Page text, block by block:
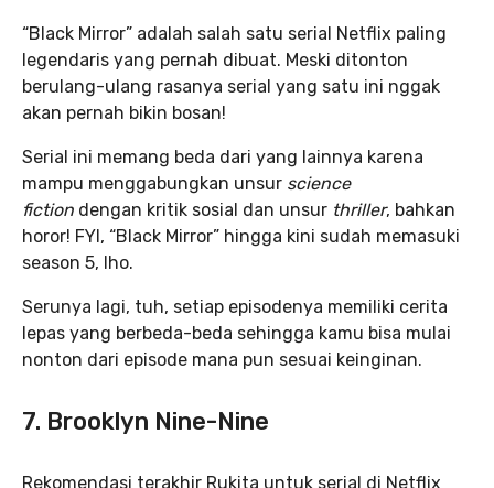
“Black Mirror” adalah salah satu serial Netflix paling
legendaris yang pernah dibuat. Meski ditonton
berulang-ulang rasanya serial yang satu ini nggak
akan pernah bikin bosan!
Serial ini memang beda dari yang lainnya karena
mampu menggabungkan unsur science
fiction dengan kritik sosial dan unsur thriller, bahkan
horor! FYI, “Black Mirror” hingga kini sudah memasuki
season 5, lho.
Serunya lagi, tuh, setiap episodenya memiliki cerita
lepas yang berbeda-beda sehingga kamu bisa mulai
nonton dari episode mana pun sesuai keinginan.
7. Brooklyn Nine-Nine
Rekomendasi terakhir Rukita untuk serial di Netflix